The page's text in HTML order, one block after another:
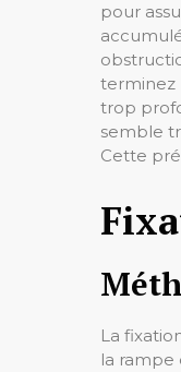
pour
terminez
trop
semble
Cette
La
la rampe